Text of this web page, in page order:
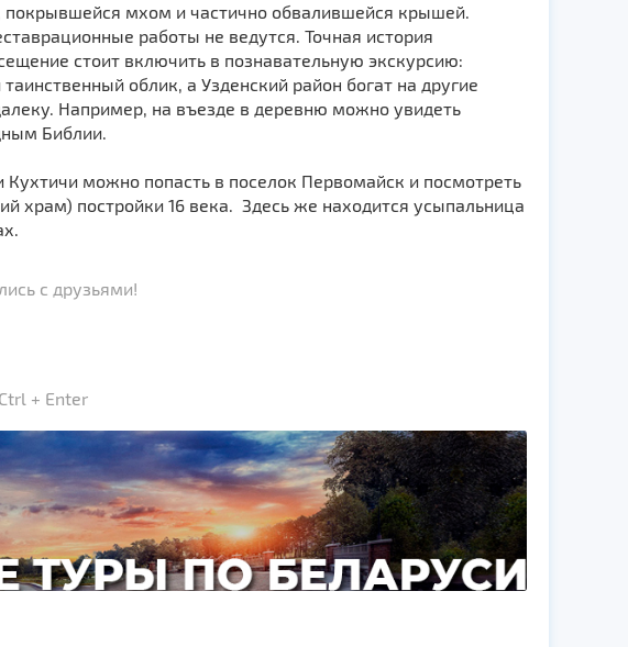
мхом и частично обвалившейся крышей.
работы не ведутся. Точная история
стоит включить в познавательную экскурсию:
облик, а Узденский район богат на другие
Например, на въезде в деревню можно увидеть
Библии.
можно попасть в поселок Первомайск и посмотреть
храм) постройки 16 века. Здесь же находится усыпальница
с друзьями!
+ Enter